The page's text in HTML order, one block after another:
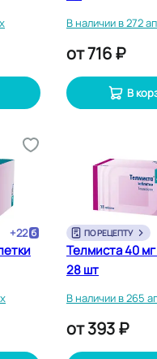
В наличии в 272
от716 ₽
В
+22 ПО РЕЦЕПТУ
Телмиста 40
28 шт
В наличии в 265
от393 ₽